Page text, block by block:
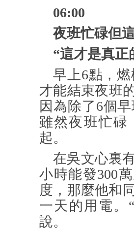
06:00
夜班忙碌但
“這才是真正
早上6點，
才能結束夜班
因為除了6個
雖然夜班忙碌
起。
在吳文心裏
小時能發300
度，那麼他和
一天的用電。
說。